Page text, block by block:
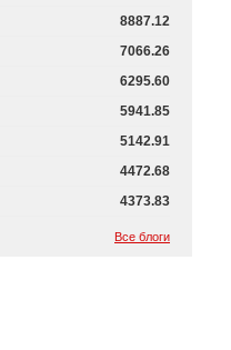
8887.12
7066.26
6295.60
5941.85
5142.91
4472.68
4373.83
Все блоги